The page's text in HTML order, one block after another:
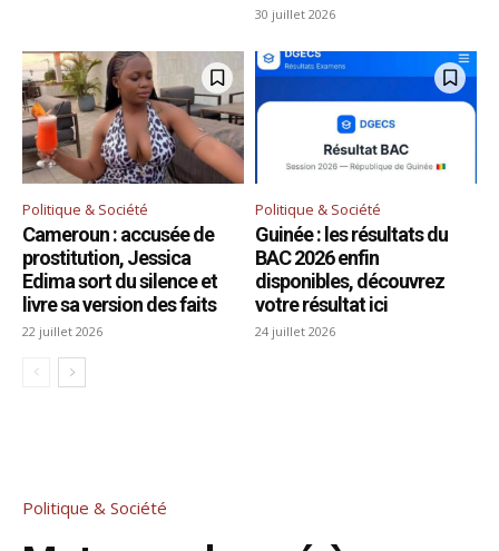
30 juillet 2026
Politique & Société
Cameroun : accusée de
prostitution, Jessica
Edima sort du silence et
livre sa version des faits
22 juillet 2026
Politique & Société
Guinée : les résultats du
BAC 2026 enfin
disponibles, découvrez
votre résultat ici
24 juillet 2026